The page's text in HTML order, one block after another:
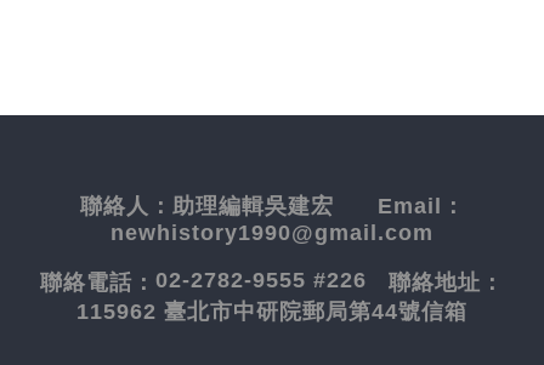
聯絡人： 助理編輯吳建宏 Email：
newhistory1990@gmail.com
聯絡電話： 02-2782-9555 #226 聯絡地址：
115962 臺北市中研院郵局第44號信箱